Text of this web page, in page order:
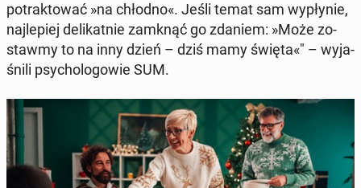
po­trak­to­wać »na chłod­no«. Jeśli temat sam wy­pły­nie,
naj­le­piej de­li­kat­nie zamknąć go zdaniem: »Może zo­
staw­my to na inny dzień – dziś mamy święta«" – wy­ja­
śni­li psy­cho­lo­go­wie SUM.